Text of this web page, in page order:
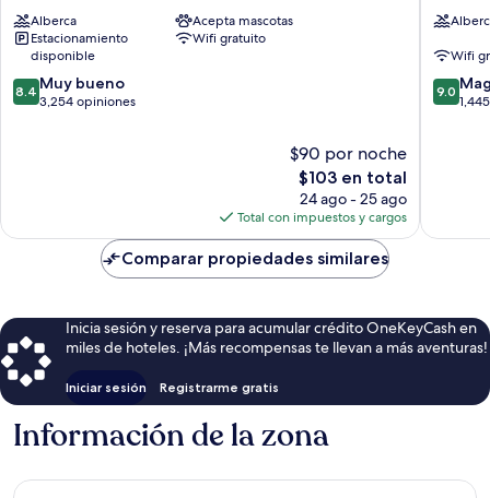
South
Beach
South
Beach
Alberca
Acepta mascotas
Estacionamiento
disponible
Wifi gratuito
8.4
de
8.4 Muy bueno
3,254 opiniones
$90 por noche
El
precio
actual
es
de
$103
$103 en total
24 ago - 25 ago
Total con impuestos y cargos
South
Wifi
9.0
de
9.0
Comparar propiedades similares
Inicia sesión y reserva para acumular crédito OneKeyCash en
miles de hoteles. ¡Más recompensas te llevan a más aventuras!
Iniciar sesión Registrarme gratis
Información de la zona